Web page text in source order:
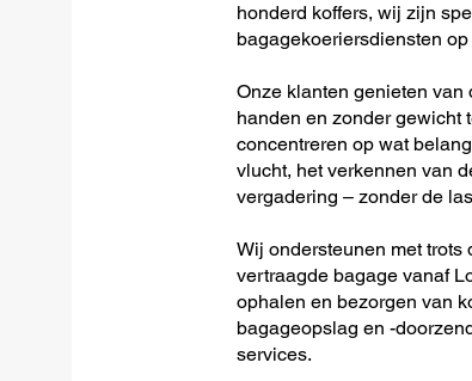
honderd koffers, wij zijn
bagagekoeriersdiensten
Onze klanten genieten van
handen en zonder gewicht
concentreren op wat
vlucht, het verkennen van
vergadering – zonder de
Wij ondersteunen met trots
vertraagde bagage vanaf
ophalen en bezorgen van
bagageopslag en -
services.